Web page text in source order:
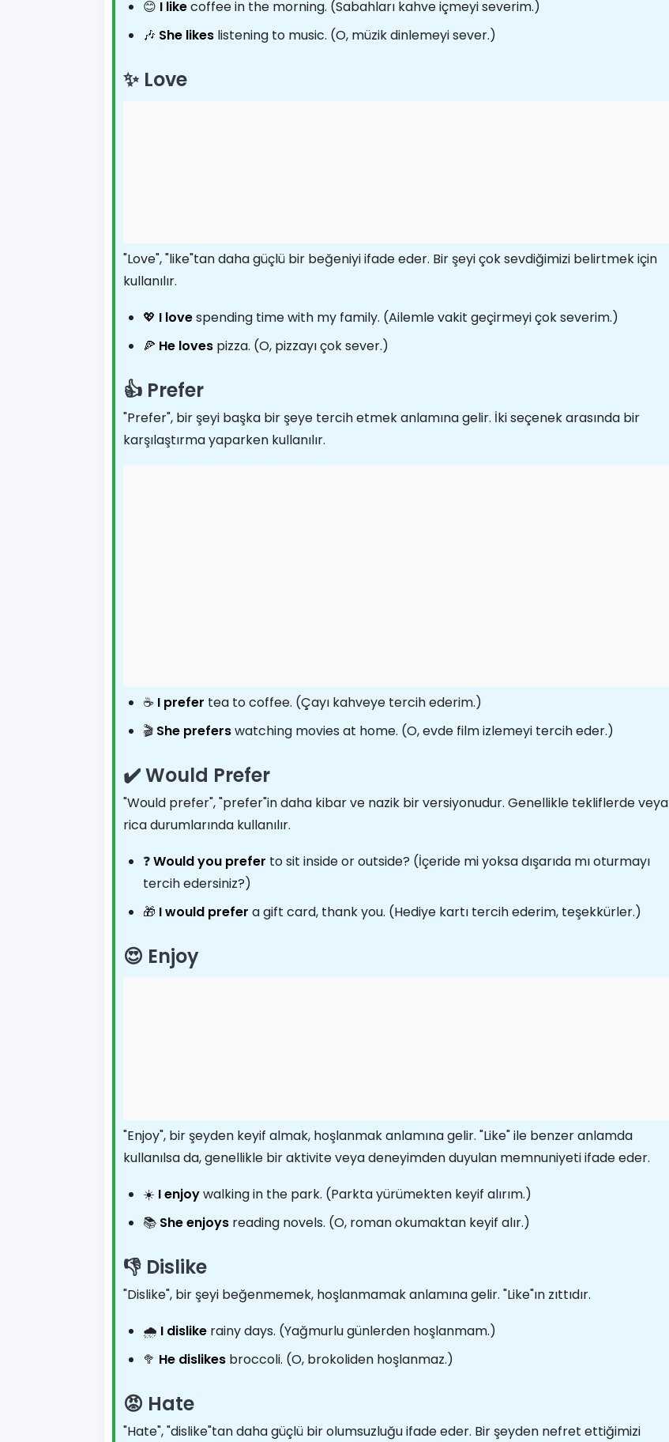
😊 I likecoffee in the morning. (Sabahları kahve içmeyi severim.)
🎶 She likes listening to music. (O, müzik dinlemeyi sever.)
✨ Love
"Love", "like"tan daha güçlü bir beğeniyi ifade eder. Bir şeyi çok sevdiğimizi belirtmek için
kullanılır.
💖 I lovespending time with my family. (Ailemle vakit geçirmeyi çok severim.)
🍕 He loves pizza. (O, pizzayı çok sever.)
👍 Prefer
"Prefer", bir şeyi başka bir şeye tercih etmek anlamına gelir. İki seçenek arasında bir
karşılaştırma yaparken kullanılır.
☕ I prefer tea to coffee. (Çayı kahveye tercih ederim.)
🎬 She preferswatching movies at home. (O, evde film izlemeyi tercih eder.)
✔️ Would Prefer
"Would prefer", "prefer"in daha kibar ve nazik bir versiyonudur. Genellikle tekliflerde veya
rica durumlarında kullanılır.
❓Would you prefer to sit inside or outside? (İçeride mi yoksa dışarıda mı oturmayı
tercih edersiniz?)
🎁 I would prefer a gift card, thank you. (Hediye kartı tercih ederim, teşekkürler.)
😍 Enjoy
"Enjoy", bir şeyden keyif almak, hoşlanmak anlamına gelir. "Like" ile benzer anlamda
kullanılsa da, genellikle bir aktivite veya deneyimden duyulan memnuniyeti ifade eder.
☀️ I enjoywalking in the park. (Parkta yürümekten keyif alırım.)
📚 She enjoys reading novels. (O, roman okumaktan keyif alır.)
👎 Dislike
"Dislike", bir şeyi beğenmemek, hoşlanmamak anlamına gelir. "Like"ın zıttıdır.
🌧️ I dislike rainy days. (Yağmurlu günlerden hoşlanmam.)
🥦 He dislikes broccoli. (O, brokoliden hoşlanmaz.)
😡 Hate
"Hate", "dislike"tan daha güçlü bir olumsuzluğu ifade eder. Bir şeyden nefret ettiğimizi